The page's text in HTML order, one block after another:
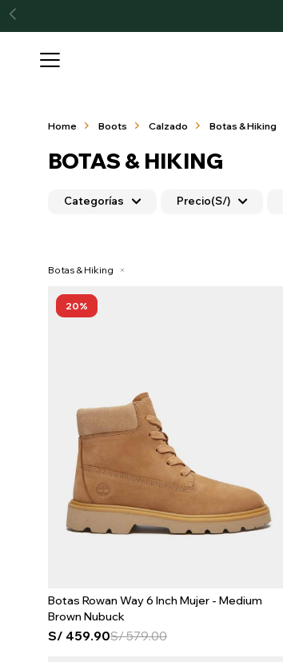

Home Boots Calzado Botas & Hiking
BOTAS & HIKING
Categorías Precio(S/)
Botas & Hiking
20
Botas Rowan Way 6 Inch Mujer - Medium
Brown Nubuck
S/ 459.90S/579.00